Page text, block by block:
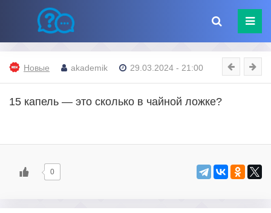
Новые akademik 29.03.2024 - 21:00
15 капель — это сколько в чайной ложке?
0